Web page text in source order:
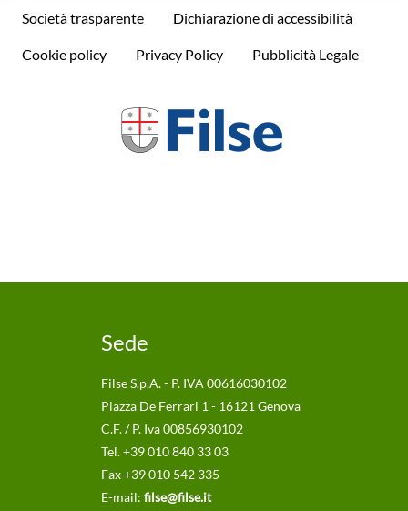
Società trasparente Dichiarazione di accessibilità
Cookie policy Privacy Policy Pubblicità Legale
Sede
Filse S.p.A. - P. IVA 00616030102
Piazza De Ferrari 1 - 16121 Genova
C.F. / P. Iva 00856930102
Tel. +39 010 840 33 03
Fax +39 010 542 335
E-mail: filse@filse.it